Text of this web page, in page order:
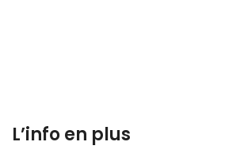
L’info en plus